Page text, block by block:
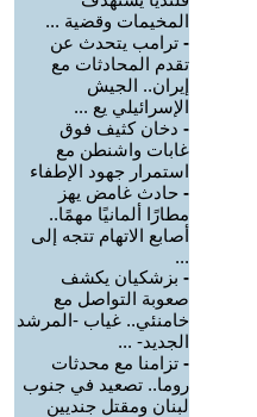
المخيمات وقضية ...
- ترامب يتحدث عن
تقدم المحادثات مع
إيران.. الجيش
الإسرائيلي يع ...
- دخان كثيف فوق
غابات واشنطن مع
استمرار جهود الإطفاء
- حادث غامض يهز
مطارًا ألمانيًا مهمًا..
أصابع الاتهام تتجه إلى
...
- بزشكيان يكشف
صعوبة التواصل مع
خامنئي.. غياب -المرشد
الجديد- ...
- تزامنا مع محدثات
روما.. تصعيد في جنوب
لبنان ومقتل جنديين